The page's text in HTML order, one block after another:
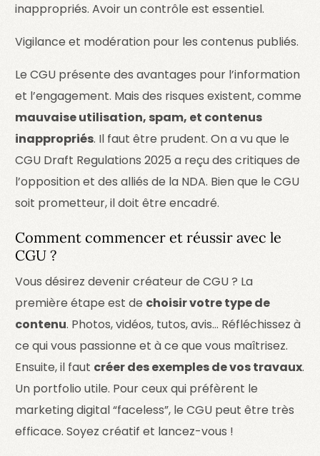
inappropriés. Avoir un contrôle est essentiel.
Vigilance et modération pour les contenus publiés.
Le CGU présente des avantages pour l’information
et l’engagement. Mais des risques existent, comme
mauvaise utilisation, spam, et contenus
inappropriés. Il faut être prudent. On a vu que le
CGU Draft Regulations 2025 a reçu des critiques de
l’opposition et des alliés de la NDA. Bien que le CGU
soit prometteur, il doit être encadré.
Comment commencer et réussir avec le
CGU ?
Vous désirez devenir créateur de CGU ? La
première étape est de choisir votre type de
contenu. Photos, vidéos, tutos, avis… Réfléchissez à
ce qui vous passionne et à ce que vous maîtrisez.
Ensuite, il faut créer des exemples de vos travaux.
Un portfolio utile. Pour ceux qui préfèrent le
marketing digital “faceless”, le CGU peut être très
efficace. Soyez créatif et lancez-vous !